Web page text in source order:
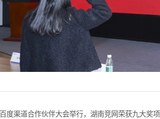
百度渠道合作伙伴大会举行，湖南竞网荣获九大奖项